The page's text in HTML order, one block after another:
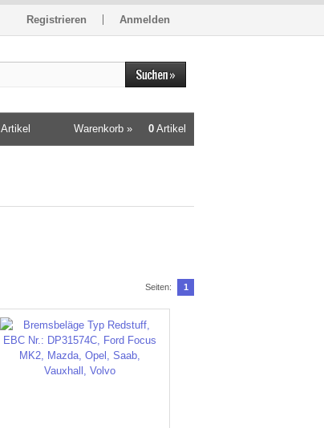
Registrieren Anmelden
Warenkorb » 0 Artikel
Artikel
Seiten: 1